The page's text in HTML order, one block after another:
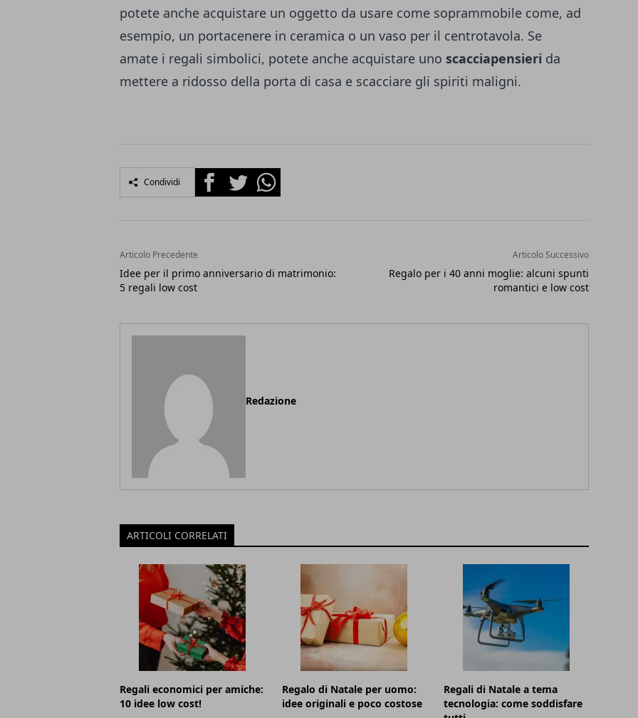
potete anche acquistare un oggetto da usare come soprammobile come, ad
esempio, un portacenere in ceramica o un vaso per il centrotavola. Se
amate i regali simbolici, potete anche acquistare uno scacciapensieri da
mettere a ridosso della porta di casa e scacciare gli spiriti maligni.
Condividi FacebookTwitterWhatsapp
Articolo Precedente
Idee per il primo anniversario di matrimonio:
5 regali low cost
Articolo Successivo
Regalo per i 40 anni moglie: alcuni spunti
romantici e low cost
Redazione
ARTICOLI CORRELATI
Regali economici per amiche:
10 idee low cost!
Regalo di Natale per uomo:
idee originali e poco costose
Regali di Natale a tema
tecnologia: come soddisfare